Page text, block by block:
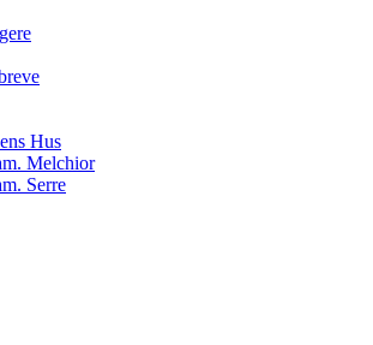
Hus
Melchior
Serre